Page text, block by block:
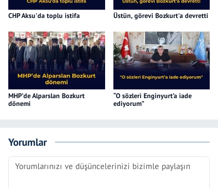
CHP Aksu'da toplu istifa Üstün, görevi Bozkurt'a devretti
MHP’de Alparslan Bozkurt
dönemi
“O sözleri Enginyurt’a iade
ediyorum”
Yorumlar